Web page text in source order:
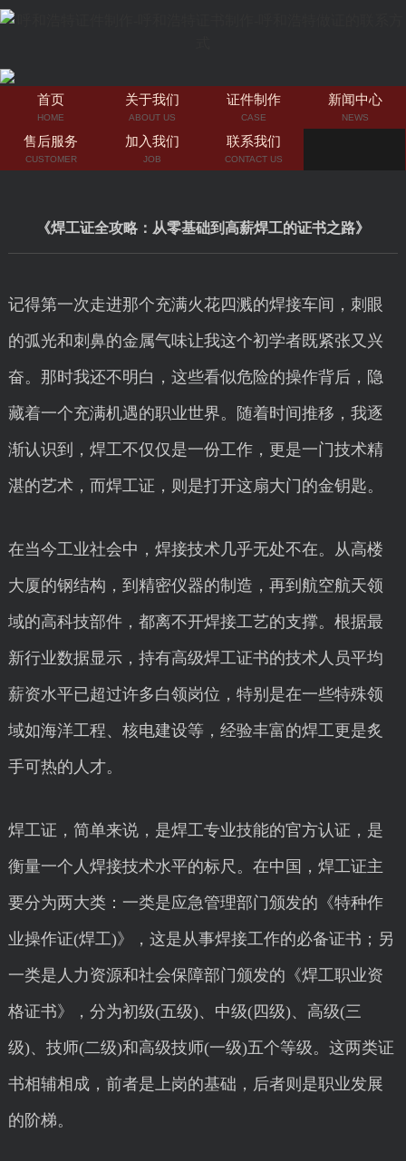
首页
HOME
关于我们
ABOUT US
证件制作
CASE
新闻中心
NEWS
售后服务
CUSTOMER
加入我们
JOB
联系我们
CONTACT US
《焊工证全攻略：从零基础到高薪焊工的证书之路》
记得第一次走进那个充满火花四溅的焊接车间，刺眼
的弧光和刺鼻的金属气味让我这个初学者既紧张又兴
奋。那时我还不明白，这些看似危险的操作背后，隐
藏着一个充满机遇的职业世界。随着时间推移，我逐
渐认识到，焊工不仅仅是一份工作，更是一门技术精
湛的艺术，而焊工证，则是打开这扇大门的金钥匙。
在当今工业社会中，焊接技术几乎无处不在。从高楼
大厦的钢结构，到精密仪器的制造，再到航空航天领
域的高科技部件，都离不开焊接工艺的支撑。根据最
新行业数据显示，持有高级焊工证书的技术人员平均
薪资水平已超过许多白领岗位，特别是在一些特殊领
域如海洋工程、核电建设等，经验丰富的焊工更是炙
手可热的人才。
焊工证，简单来说，是焊工专业技能的官方认证，是
衡量一个人焊接技术水平的标尺。在中国，焊工证主
要分为两大类：一类是应急管理部门颁发的《特种作
业操作证(焊工)》，这是从事焊接工作的必备证书；另
一类是人力资源和社会保障部门颁发的《焊工职业资
格证书》，分为初级(五级)、中级(四级)、高级(三
级)、技师(二级)和高级技师(一级)五个等级。这两类证
书相辅相成，前者是上岗的基础，后者则是职业发展
的阶梯。